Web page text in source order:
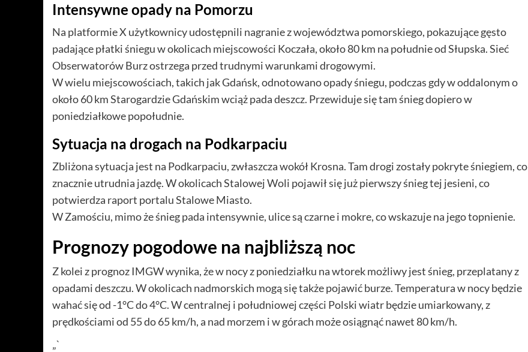
Intensywne opady na Pomorzu
Na platformie X użytkownicy udostępnili nagranie z województwa pomorskiego, pokazujące gęsto
padające płatki śniegu w okolicach miejscowości Koczała, około 80 km na południe od Słupska. Sieć
Obserwatorów Burz ostrzega przed trudnymi warunkami drogowymi.
W wielu miejscowościach, takich jak Gdańsk, odnotowano opady śniegu, podczas gdy w oddalonym o
około 60 km Starogardzie Gdańskim wciąż pada deszcz. Przewiduje się tam śnieg dopiero w
poniedziałkowe popołudnie.
Sytuacja na drogach na Podkarpaciu
Zbliżona sytuacja jest na Podkarpaciu, zwłaszcza wokół Krosna. Tam drogi zostały pokryte śniegiem, co
znacznie utrudnia jazdę. W okolicach Stalowej Woli pojawił się już pierwszy śnieg tej jesieni, co
potwierdza raport portalu Stalowe Miasto.
W Zamościu, mimo że śnieg pada intensywnie, ulice są czarne i mokre, co wskazuje na jego topnienie.
Prognozy pogodowe na najbliższą noc
Z kolei z prognoz IMGW wynika, że w nocy z poniedziałku na wtorek możliwy jest śnieg, przeplatany z
opadami deszczu. W okolicach nadmorskich mogą się także pojawić burze. Temperatura w nocy będzie
wahać się od -1°C do 4°C. W centralnej i południowej części Polski wiatr będzie umiarkowany, z
prędkościami od 55 do 65 km/h, a nad morzem i w górach może osiągnąć nawet 80 km/h.
„`